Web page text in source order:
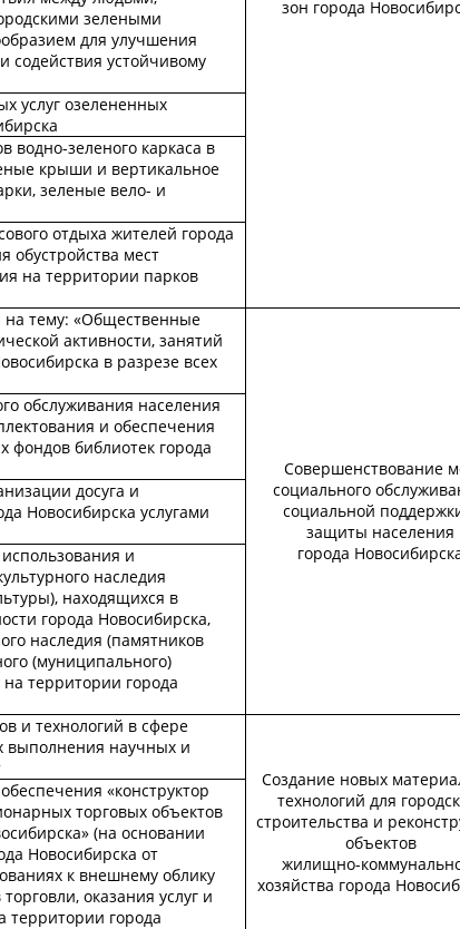
зон города
зелеными
для улучшения
содействия устойчивому
услуг озелененных
водно-зеленого каркаса в
крыши и вертикальное
зеленые вело- и
отдыха жителей города
обустройства мест
на территории парков
на тему: «Общественные
активности, занятий
в разрезе всех
Совершенствование
социального
социальной
защиты населения
города
обслуживания населения
и обеспечения
фондов библиотек города
досуга и
Новосибирска услугами
и
наследия
находящихся в
города Новосибирска,
наследия (памятников
(муниципального)
территории города
и технологий в сфере
выполнения научных и
Создание новых
технологий для
строительства и
объектов
жилищно-
хозяйства города
«конструктор
торговых объектов
(на основании
Новосибирска от
к внешнему облику
оказания услуг и
территории города